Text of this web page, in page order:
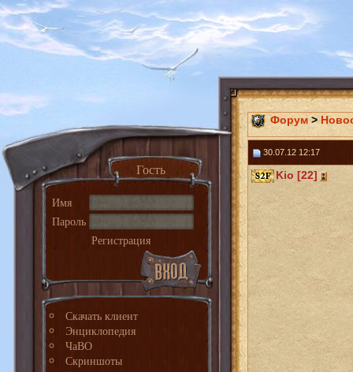
Гость
Имя
Пароль
Регистрация
Скачать клиент
Энциклопедия
ЧаВО
Скриншоты
Форум >
30.07.12 12:17
Kio [22]